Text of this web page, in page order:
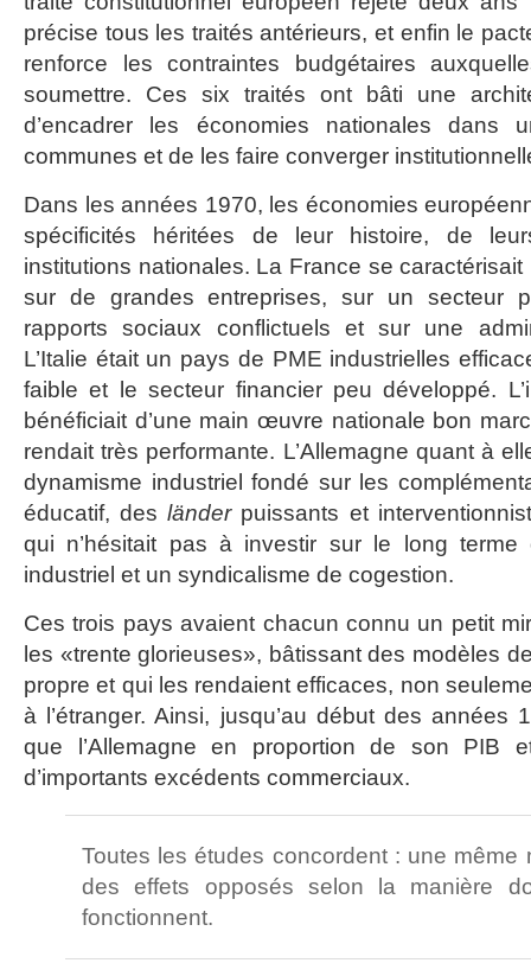
précise tous les traités antérieurs, et enfin le
renforce les contraintes budgétaires
soumettre. Ces six traités ont bâti une
d’encadrer les économies nationales dans
communes et de les faire converger
Dans les années 1970, les économies
spécificités héritées de leur histoire, de
institutions nationales. La France se
sur de grandes entreprises, sur un secteur
rapports sociaux conflictuels et sur une
L’Italie était un pays de PME industrielles
faible et le secteur financier peu développé.
bénéficiait d’une main œuvre nationale bon
rendait très performante. L’Allemagne quant à
dynamisme industriel fondé sur les
éducatif, desländerpuissants et
qui n’hésitait pas à investir sur le long terme
industriel et un syndicalisme de cogestion.
Ces trois pays avaient chacun connu un petit
les «trente glorieuses», bâtissant des modèles
propre et qui les rendaient efficaces, non
à l’étranger. Ainsi, jusqu’au début des années
que l’Allemagne en proportion de son PIB
d’importants excédents commerciaux.
Toutes les études concordent : une même
des effets opposés selon la manière
fonctionnent.